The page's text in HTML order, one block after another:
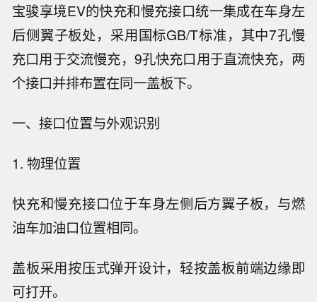
宝骏享境EV的快充和慢充接口统一集成在车身左
后侧翼子板处，采用国标GB/T标准，其中7孔慢
充口用于交流慢充，9孔快充口用于直流快充，两
个接口并排布置在同一盖板下。
一、接口位置与外观识别
1. 物理位置
快充和慢充接口位于车身左侧后方翼子板，与燃
油车加油口位置相同。
盖板采用按压式弹开设计，轻按盖板前端边缘即
可打开。